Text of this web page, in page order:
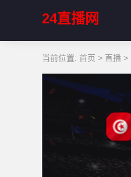
24直播网
当前位置: 首页 > 直播 >